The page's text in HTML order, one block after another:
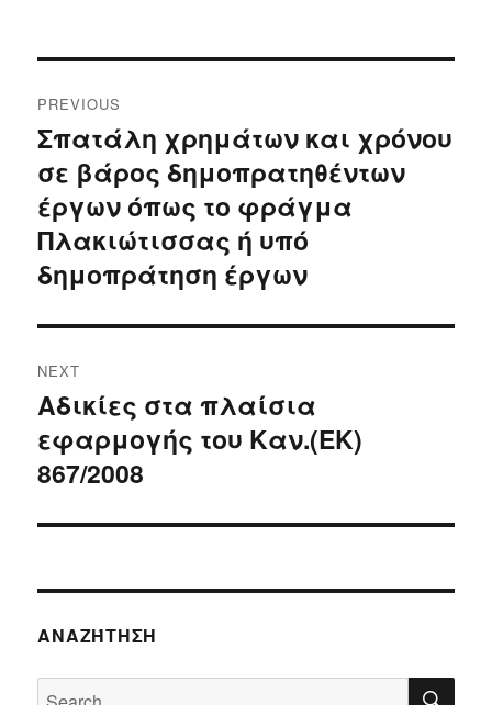
navigation
PREVIOUS
Previous
post:
Σπατάλη χρημάτων και χρόνου
σε βάρος δημοπρατηθέντων
έργων όπως το φράγμα
Πλακιώτισσας ή υπό
δημοπράτηση έργων
NEXT
Next
post:
Αδικίες στα πλαίσια
εφαρμογής του Καν.(ΕΚ)
867/2008
ΑΝΑΖΉΤΗΣΗ
Search